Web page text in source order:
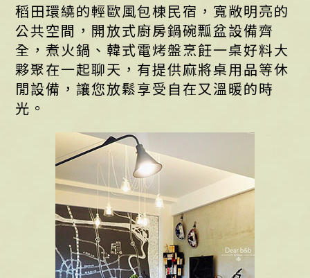
稻田環繞的輕歐風包棟民宿，寬敞明亮的
公共空間，開放式廚房鍋碗瓢盆設備齊
全，煮火鍋、韓式電烤盤烹飪一桌好料大
夥聚在一起聊天，有提供麻將桌用品等休
閒設備，讓您放鬆享受自在又溫暖的時
光。